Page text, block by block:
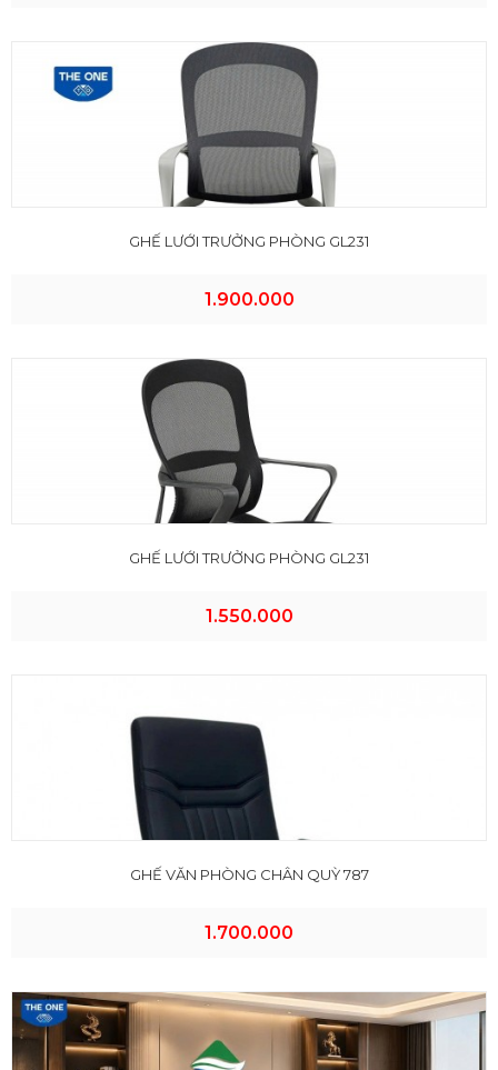
GHẾ LƯỚI TRƯỞNG PHÒNG GL231
1.900.000
GHẾ LƯỚI TRƯỞNG PHÒNG GL231
1.550.000
GHẾ VĂN PHÒNG CHÂN QUỲ 787
1.700.000